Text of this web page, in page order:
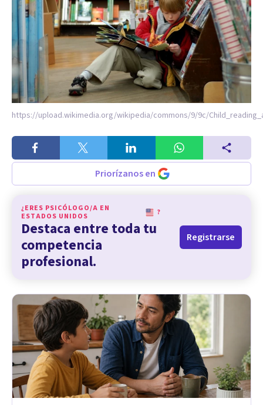
https://upload.wikimedia.org/wikipedia/commons/9/9c/
Priorízanos en
¿ERES PSICÓLOGO/A EN
ESTADOS UNIDOS
?
Destaca entre toda tu
competencia
profesional.
Registrarse